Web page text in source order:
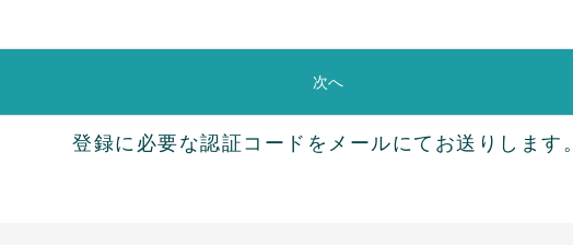
次へ
登録に必要な認証コードをメールにてお送りします